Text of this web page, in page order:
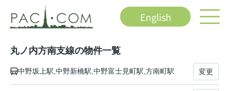
English
丸ノ内方南支線の物件一覧
中野坂上駅,中野新橋駅,中野富士見町駅,方南町駅 変更